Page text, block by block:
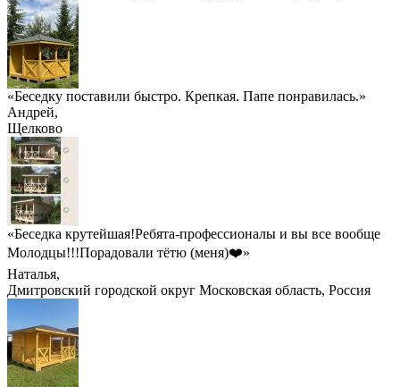
«Беседку поставили быстро. Крепкая. Папе понравилась.»
Андрей,
Щелково
«Беседка крутейшая!Ребята-профессионалы и вы все вообще
Молодцы!!!Порадовали тётю (меня)❤️»
Наталья,
Дмитровский городской округ Московская область, Россия